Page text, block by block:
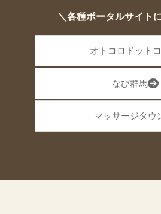
＼各種ポータルサイト
オトコロドット
なび群馬
マッサージタウ